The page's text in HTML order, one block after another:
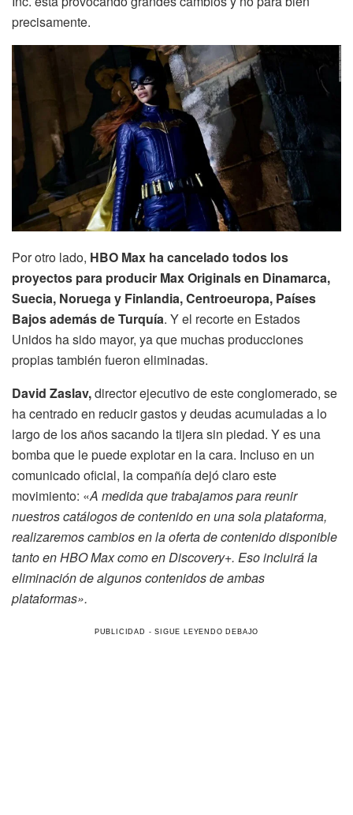
precisamente.
Por otro lado, HBO Max ha cancelado todos los
proyectos para producir Max Originals en Dinamarca,
Suecia, Noruega y Finlandia, Centroeuropa, Países
Bajos además de Turquía. Y el recorte en Estados
Unidos ha sido mayor, ya que muchas producciones
propias también fueron eliminadas.
David Zaslav,director ejecutivo de este conglomerado, se
ha centrado en reducir gastos y deudas acumuladas a lo
largo de los años sacando la tijera sin piedad. Y es una
bomba que le puede explotar en la cara. Incluso en un
comunicado oficial, la compañía dejó claro este
movimiento: «A medida que trabajamos para reunir
nuestros catálogos de contenido en una sola plataforma,
realizaremos cambios en la oferta de contenido disponible
tanto en HBO Max como en Discovery+. Eso incluirá la
eliminación de algunos contenidos de ambas
plataformas».